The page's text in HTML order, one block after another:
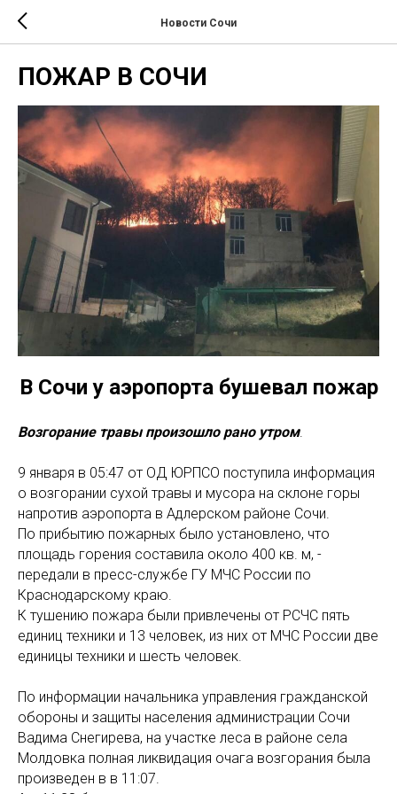
Новости Сочи
ПОЖАР В СОЧИ
В Сочи у аэропорта бушевал пожар
Возгорание травы произошло рано утром.
9 января в 05:47 от ОД ЮРПСО поступила информация
о возгорании сухой травы и мусора на склоне горы
напротив аэропорта в Адлерском районе Сочи.
По прибытию пожарных было установлено, что
площадь горения составила около 400 кв. м, -
передали в пресс-службе ГУ МЧС России по
Краснодарскому краю.
К тушению пожара были привлечены от РСЧС пять
единиц техники и 13 человек, из них от МЧС России две
единицы техники и шесть человек.
По информации начальника управления гражданской
обороны и защиты населения администрации Сочи
Вадима Снегирева, на участке леса в районе села
Молдовка полная ликвидация очага возгорания была
произведен в в 11:07.